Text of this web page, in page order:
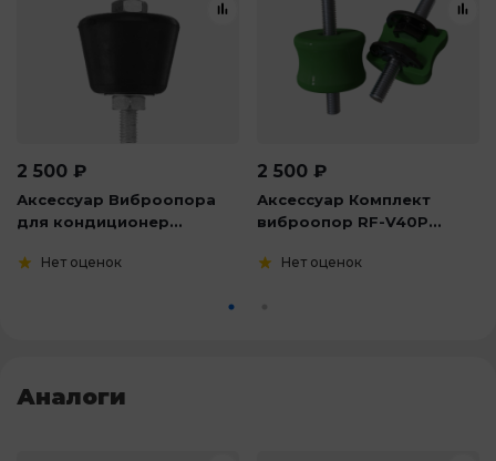
2 500 ₽
Аксессуар Виброопора
для кондиционер...
Нет оценок
2 500 ₽
Аксессуар Комплект
виброопор RF-V40P...
Нет оценок
Аналоги